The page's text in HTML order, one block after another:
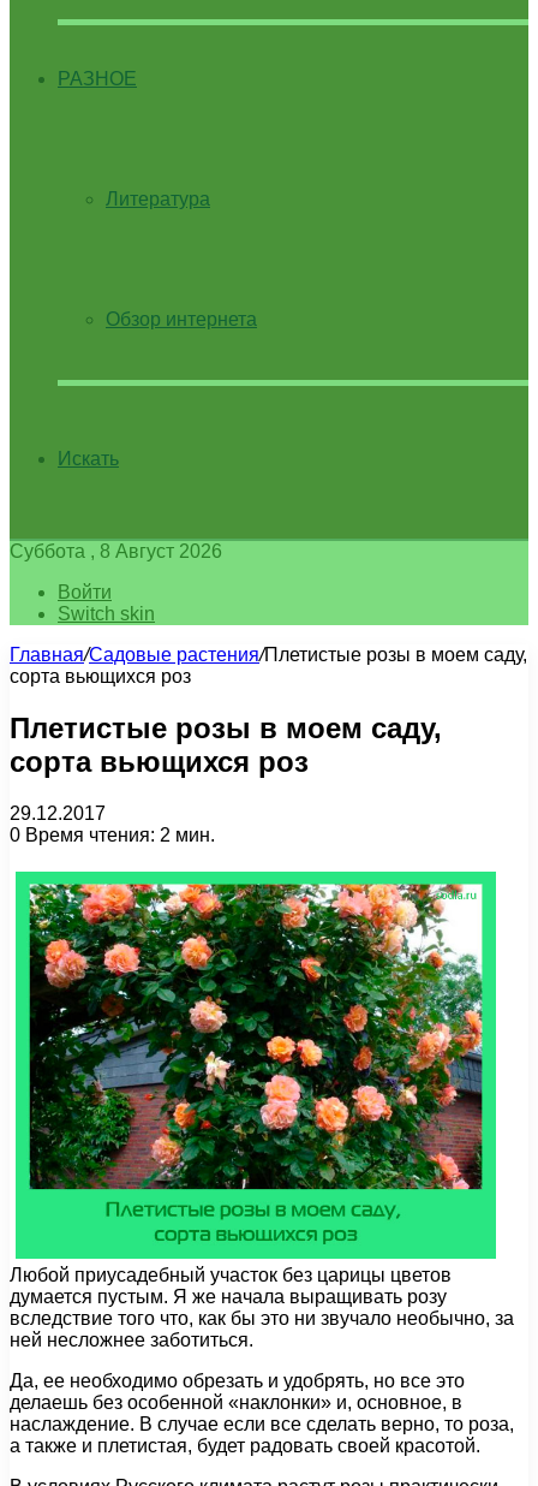
РАЗНОЕ
Литература
Обзор интернета
Искать
Суббота , 8 Август 2026
Войти
Switch skin
Главная/Садовые растения/Плетистые розы в моем саду,
сорта вьющихся роз
Плетистые розы в моем саду,
сорта вьющихся роз
29.12.2017
0 Время чтения: 2 мин.
Любой приусадебный участок без царицы цветов
думается пустым. Я же начала выращивать розу
вследствие того что, как бы это ни звучало необычно, за
ней несложнее заботиться.
Да, ее необходимо обрезать и удобрять, но все это
делаешь без особенной «наклонки» и, основное, в
наслаждение. В случае если все сделать верно, то роза,
а также и плетистая, будет радовать своей красотой.